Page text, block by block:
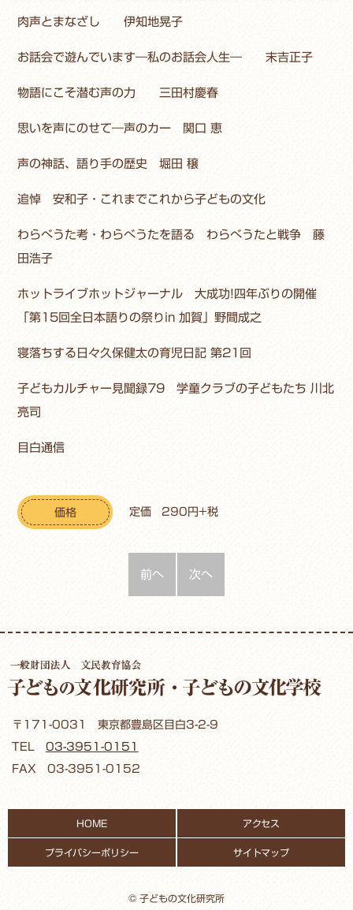
肉声とまなざし 伊知地晃子
お話会で遊んでいます―私のお話会人生― 末吉正子
物語にこそ潜む声の力 三田村慶春
思いを声にのせて―声のカー 関口 恵
声の神話、語り手の歴史 堀田 穣
追悼 安和子・これまでこれから子どもの文化
わらべうた考・わらべうたを語る わらべうたと戦争 藤
田浩子
ホットライブホットジャーナル 大成功!四年ぶりの開催
「第15回全日本語りの祭りin 加賀」野間成之
寝落ちする日々久保健太の育児日記 第21回
子どもカルチャー見聞録79 学童クラブの子どもたち 川北
亮司
目白通信
価格 定価 290円+税
前へ 次へ
〒171-0031 東京都豊島区目白3-2-9
TEL 03-3951-0151
FAX 03-3951-0152
HOME アクセス
プライバシーポリシー サイトマップ
© 子どもの文化研究所